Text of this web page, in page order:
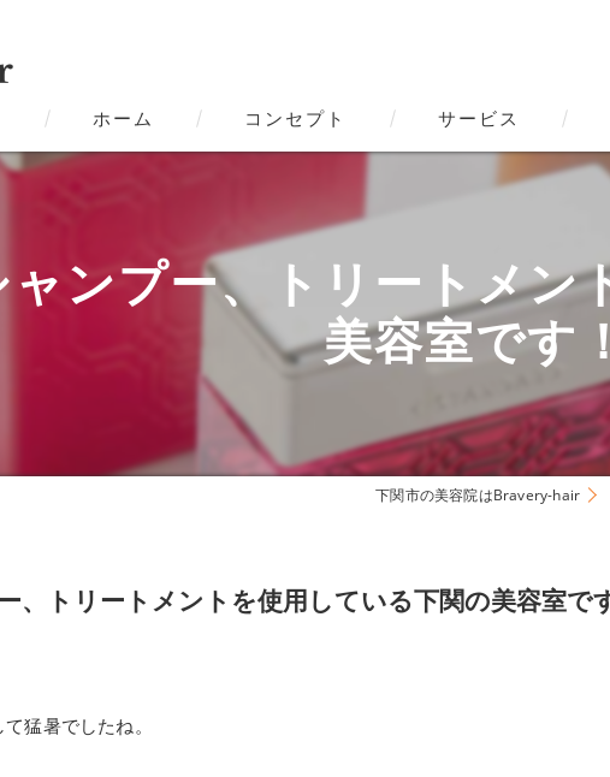
ホーム コンセプト
下関市の美容院･Bravery-hairの口コミ情報
下関市の美容院･Bravery-hairの評判
下関市の美容院･Bravery-hairのお客様の声
サービス
ャンプー、トリートメン
美容室です！
下関市の美容院はBravery-hair
、トリートメントを使用している下関の美容室で
猛暑でしたね。